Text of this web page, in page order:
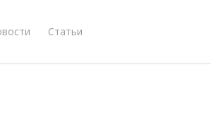
Статьи